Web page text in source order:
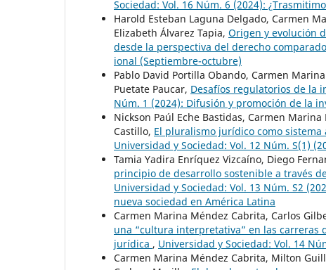
Sociedad: Vol. 16 Núm. 6 (2024):
Harold Esteban Laguna Delgado, Carmen
Elizabeth Álvarez Tapia, Origen y evolución
desde la perspectiva del derecho comparado
ional (Septiembre-octubre)
Pablo David Portilla Obando, Carmen
Puetate Paucar, Desafíos regulatorios de la
Núm. 1 (2024): Difusión y promoción de la
Nickson Paúl Eche Bastidas, Carmen
Castillo, El pluralismo jurídico como
Universidad y Sociedad: Vol. 12 Núm. S(1)
Tamia Yadira Enríquez Vizcaíno, Diego
principio de desarrollo sostenible a través
Universidad y Sociedad: Vol. 13 Núm. S2
nueva sociedad en América Latina
Carmen Marina Méndez Cabrita, Carlos
una “cultura interpretativa” en las
jurídica , Universidad y Sociedad: Vol. 14
Carmen Marina Méndez Cabrita, Milton